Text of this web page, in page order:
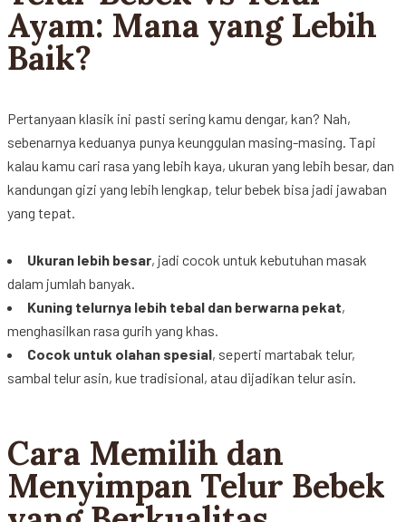
Ayam: Mana yang Lebih
Baik?
Pertanyaan klasik ini pasti sering kamu dengar, kan? Nah,
sebenarnya keduanya punya keunggulan masing-masing. Tapi
kalau kamu cari rasa yang lebih kaya, ukuran yang lebih besar, dan
kandungan gizi yang lebih lengkap, telurbebek bisa jadi jawaban
yang tepat.
Ukuran lebih besar, jadi cocok untuk kebutuhan masak
dalam jumlah banyak.
Kuning telurnya lebih tebal dan berwarna pekat,
menghasilkan rasa gurih yang khas.
Cocok untuk olahan spesial, seperti martabak telur,
sambal telur asin, kuetradisional, atau dijadikan telur asin.
Cara Memilih dan
Menyimpan Telur Bebek